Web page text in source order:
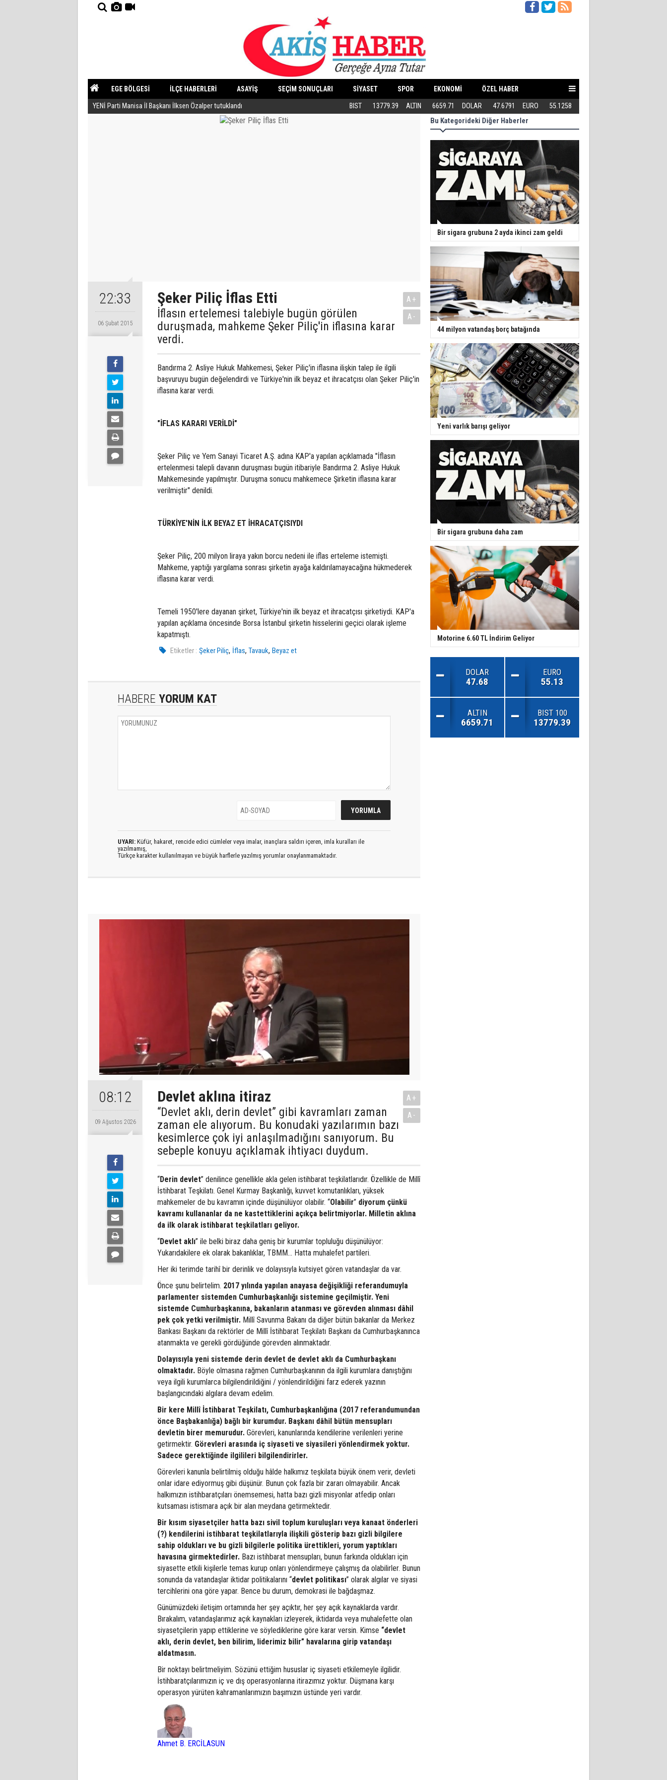
EGE BÖLGESİ İLÇE HABERLERİ ASAYİŞ SEÇİM SONUÇLARI SİYASET SPOR EKONOMİ ÖZEL HABER
YAZARLAR GÜNDEM
YENİ Parti Manisa İl Başkanı İlksen Özalper tutuklandı ABB’DEN KEDİLERE ÖZEL MERKEZ
BIST 13779.39 ALTIN 6659.71 DOLAR 47.6791 EURO 55.1258
22:33
06 Şubat 2015
Şeker Piliç İflas Etti
İflasın ertelemesi talebiyle bugün görülen
duruşmada, mahkeme Şeker Piliç'in iflasına karar
verdi.
A+
A-
Bandırma 2. Asliye Hukuk Mahkemesi, Şeker Piliç'in iflasına ilişkin talep ile ilgili
başvuruyu bugün değelendirdi ve Türkiye'nin ilk beyaz et ihracatçısı olan Şeker Piliç'in
iflasına karar verdi.
"İFLAS KARARI VERİLDİ"
Şeker Piliç ve Yem Sanayi Ticaret A.Ş. adına KAP'a yapılan açıklamada "İflasın
ertelenmesi talepli davanın duruşması bugün itibariyle Bandırma 2. Asliye Hukuk
Mahkemesinde yapılmıştır. Duruşma sonucu mahkemece Şirketin iflasına karar
verilmiştir" denildi.
TÜRKİYE'NİN İLK BEYAZ ET İHRACATÇISIYDI
Şeker Piliç, 200 milyon liraya yakın borcu nedeni ile iflas erteleme istemişti.
Mahkeme, yaptığı yargılama sonrası şirketin ayağa kaldırılamayacağına hükmederek
iflasına karar verdi.
Temeli 1950'lere dayanan şirket, Türkiye'nin ilk beyaz et ihracatçısı şirketiydi. KAP'a
yapılan açıklama öncesinde Borsa İstanbul şirketin hisselerini geçici olarak işleme
kapatmıştı.
Etiketler : Şeker Piliç, İflas,Tavauk,Beyaz et
HABERE YORUM KAT
UYARI: Küfür, hakaret, rencide edici cümleler veya imalar, inançlara saldırı içeren, imla kuralları ile
yazılmamış,
Türkçe karakter kullanılmayan ve büyük harflerle yazılmış yorumlar onaylanmamaktadır.
08:12
09 Ağustos 2026
Devlet aklına itiraz
“Devlet aklı, derin devlet” gibi kavramları zaman
zaman ele alıyorum. Bu konudaki yazılarımın bazı
kesimlerce çok iyi anlaşılmadığını sanıyorum. Bu
sebeple konuyu açıklamak ihtiyacı duydum.
A+
A-
“Derin devlet” denilince genellikle akla gelen istihbarat teşkilatlarıdır. Özellikle de Millî
İstihbarat Teşkilatı. Genel Kurmay Başkanlığı, kuvvet komutanlıkları, yüksek
mahkemeler de bu kavramın içinde düşünülüyor olabilir. “Olabilir” diyorum çünkü
kavramı kullananlar da ne kastettiklerini açıkça belirtmiyorlar. Milletin aklına
da ilk olarak istihbarat teşkilatları geliyor.
“Devlet aklı” ile belki biraz daha geniş bir kurumlar topluluğu düşünülüyor:
Yukarıdakilere ek olarak bakanlıklar, TBMM… Hatta muhalefet partileri.
Her iki terimde tarihî bir derinlik ve dolayısıyla kutsiyet gören vatandaşlar da var.
Önce şunu belirtelim. 2017 yılında yapılan anayasa değişikliği referandumuyla
parlamenter sistemden Cumhurbaşkanlığı sistemine geçilmiştir. Yeni
sistemde Cumhurbaşkanına, bakanların atanması ve görevden alınması dâhil
pek çok yetki verilmiştir. Millî Savunma Bakanı da diğer bütün bakanlar da Merkez
Bankası Başkanı da rektörler de Millî İstihbarat Teşkilatı Başkanı da Cumhurbaşkanınca
atanmakta ve gerekli gördüğünde görevden alınmaktadır.
Dolayısıyla yeni sistemde derin devlet de devlet aklı da Cumhurbaşkanı
olmaktadır. Böyle olmasına rağmen Cumhurbaşkanının da ilgili kurumlara danıştığını
veya ilgili kurumlarca bilgilendirildiğini / yönlendirildiğini farz ederek yazının
başlangıcındaki algılara devam edelim.
Bir kere Millî İstihbarat Teşkilatı, Cumhurbaşkanlığına (2017 referandumundan
önce Başbakanlığa) bağlı bir kurumdur. Başkanı dâhil bütün mensupları
devletin birer memurudur. Görevleri, kanunlarında kendilerine verilenleri yerine
getirmektir. Görevleri arasında iç siyaseti ve siyasileri yönlendirmek yoktur.
Sadece gerektiğinde ilgilileri bilgilendirirler.
Görevleri kanunla belirtilmiş olduğu hâlde halkımız teşkilata büyük önem verir, devleti
onlar idare ediyormuş gibi düşünür. Bunun çok fazla bir zararı olmayabilir. Ancak
halkımızın istihbaratçıları önemsemesi, hatta bazı gizli misyonlar atfedip onları
kutsaması istismara açık bir alan meydana getirmektedir.
Bir kısım siyasetçiler hatta bazı sivil toplum kuruluşları veya kanaat önderleri
(?) kendilerini istihbarat teşkilatlarıyla ilişkili gösterip bazı gizli bilgilere
sahip oldukları ve bu gizli bilgilerle politika ürettikleri, yorum yaptıkları
havasına girmektedirler. Bazı istihbarat mensupları, bunun farkında oldukları için
siyasette etkili kişilerle temas kurup onları yönlendirmeye çalışmış da olabilirler. Bunun
sonunda da vatandaşlar iktidar politikalarını “devlet politikası” olarak algılar ve siyasi
tercihlerini ona göre yapar. Bence bu durum, demokrasi ile bağdaşmaz.
Günümüzdeki iletişim ortamında her şey açıktır, her şey açık kaynaklarda vardır.
Bırakalım, vatandaşlarımız açık kaynakları izleyerek, iktidarda veya muhalefette olan
siyasetçilerin yapıp ettiklerine ve söylediklerine göre karar versin. Kimse “devlet
aklı, derin devlet, ben bilirim, liderimiz bilir” havalarına girip vatandaşı
aldatmasın.
Bir noktayı belirtmeliyim. Sözünü ettiğim hususlar iç siyaseti etkilemeyle ilgilidir.
İstihbaratçılarımızın iç ve dış operasyonlarına itirazımız yoktur. Düşmana karşı
operasyon yürüten kahramanlarımızın başımızın üstünde yeri vardır.
Ahmet B. ERCİLASUN
Bu Kategorideki Diğer Haberler
Bir sigara grubuna 2 ayda ikinci zam geldi
44 milyon vatandaş borç batağında
Yeni varlık barışı geliyor
Bir sigara grubuna daha zam
Motorine 6.60 TL İndirim Geliyor
DOLAR
47.68
EURO
55.13
ALTIN
6659.71
BIST 100
13779.39